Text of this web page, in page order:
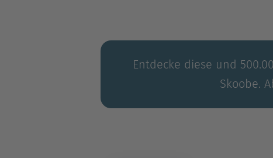
Entdecke diese und
Skoobe.